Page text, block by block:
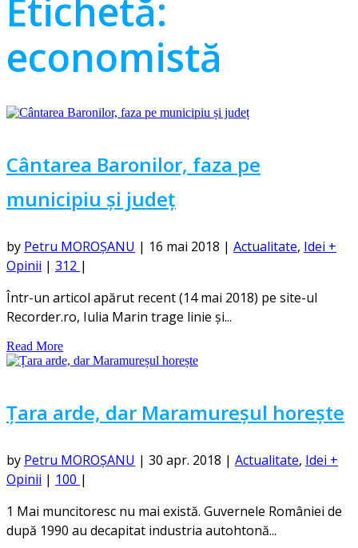
Etichetă:
economistă
Cântarea Baronilor, faza pe
municipiu și județ
by Petru MOROȘANU | 16 mai 2018 | Actualitate, Idei +
Opinii | 312 |
Într-un articol apărut recent (14 mai 2018) pe site-ul
Recorder.ro, Iulia Marin trage linie și...
Read More
Țara arde, dar Maramureșul horește
by Petru MOROȘANU | 30 apr. 2018 | Actualitate, Idei +
Opinii | 100 |
1 Mai muncitoresc nu mai există. Guvernele României de
după 1990 au decapitat industria autohtonă...